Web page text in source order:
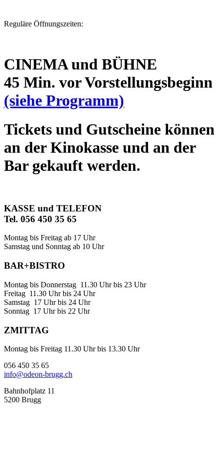
Reguläre Öffnungszeiten:
CINEMA und BÜHNE
45 Min. vor Vorstellungsbeginn
(siehe Programm)
Tickets und Gutscheine können
an der Kinokasse und an der
Bar gekauft werden.
KASSE und TELEFON
Tel. 056 450 35 65
Montag bis Freitag ab 17 Uhr
Samstag und Sonntag ab 10 Uhr
BAR+BISTRO
Montag bis Donnerstag 11.30 Uhr bis 23 Uhr
Freitag 11.30 Uhr bis 24 Uhr
Samstag 17 Uhr bis 24 Uhr
Sonntag 17 Uhr bis 22 Uhr
ZMITTAG
Montag bis Freitag 11.30 Uhr bis 13.30 Uhr
056 450 35 65
info@odeon-brugg.ch
Bahnhofplatz 11
5200 Brugg